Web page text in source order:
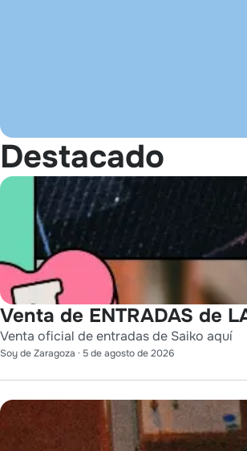
Destacado
Venta de ENTRADAS de
Venta oficial de entradas de Saiko aquí
Soy de Zaragoza · 5 de agosto de 2026